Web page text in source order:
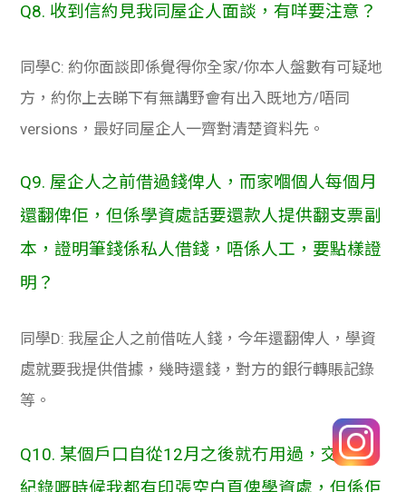
Q8. 收到信約見我同屋企人面談，有咩要注意？
同學C: 約你面談即係覺得你全家/你本人盤數有可疑地
方，約你上去睇下有無講野會有出入既地方/唔同
versions，最好同屋企人一齊對清楚資料先。
Q9. 屋企人之前借過錢俾人，而家嗰個人每個月
還翻俾佢，但係學資處話要還款人提供翻支票副
本，證明筆錢係私人借錢，唔係人工，要點樣證
明？
同學D: 我屋企人之前借咗人錢，今年還翻俾人，學資
處就要我提供借據，幾時還錢，對方的銀行轉賬記錄
等。
Q10. 某個戶口自從12月之後就冇用過，交銀行